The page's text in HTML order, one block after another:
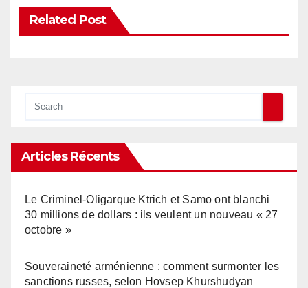
Related Post
Articles Récents
Le Criminel-Oligarque Ktrich et Samo ont blanchi
30 millions de dollars : ils veulent un nouveau « 27
octobre »
Souveraineté arménienne : comment surmonter les
sanctions russes, selon Hovsep Khurshudyan